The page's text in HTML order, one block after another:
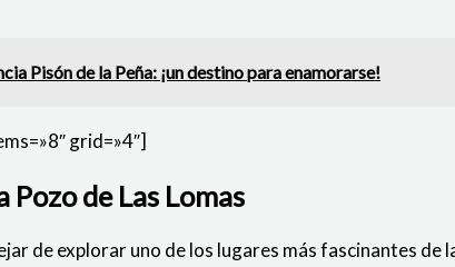
Pisón de la Peña: ¡un destino para enamorarse!
grid=»4″]
de Las Lomas
de explorar uno de los lugares más fascinantes